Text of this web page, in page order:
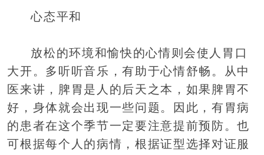
心态平和
放松的环境和愉快的心情则会使人胃口
大开。多听听音乐，有助于心情舒畅。从中
医来讲，脾胃是人的后天之本，如果脾胃不
好，身体就会出现一些问题。因此，有胃病
的患者在这个季节一定要注意提前预防。也
可根据每个人的病情，根据证型选择对证服